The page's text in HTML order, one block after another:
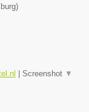
)
Screenshot ▼